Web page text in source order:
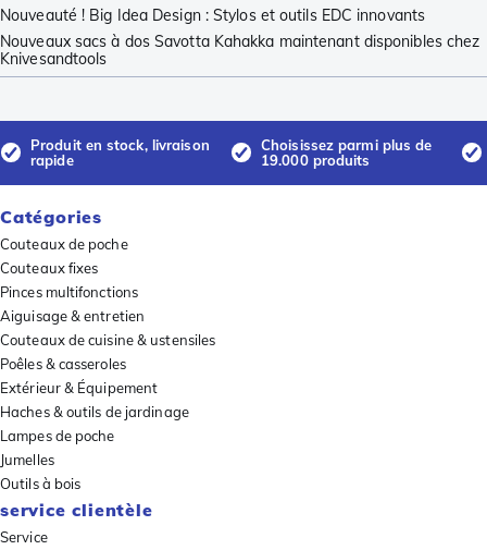
Nouveauté ! Big Idea Design : Stylos et outils EDC innovants
Nouveaux sacs à dos Savotta Kahakka maintenant disponibles chez
Knivesandtools
Produit en stock, livraison
rapide
Choisissez parmi plus de
19.000 produits
Catégories
Couteaux de poche
Couteaux fixes
Pinces multifonctions
Aiguisage & entretien
Couteaux de cuisine & ustensiles
Poêles & casseroles
Extérieur & Équipement
Haches & outils de jardinage
Lampes de poche
Jumelles
Outils à bois
service clientèle
Service